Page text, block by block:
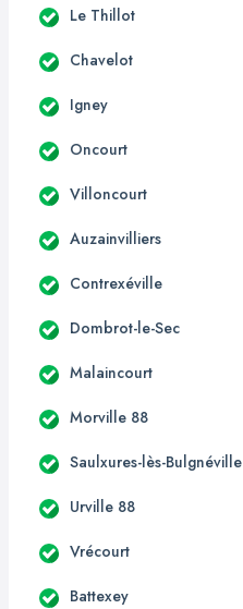
Le Thillot
Chavelot
Igney
Oncourt
Villoncourt
Auzainvilliers
Contrexéville
Dombrot-le-Sec
Malaincourt
Morville 88
Saulxures-lès-Bulgnéville
Urville 88
Vrécourt
Battexey